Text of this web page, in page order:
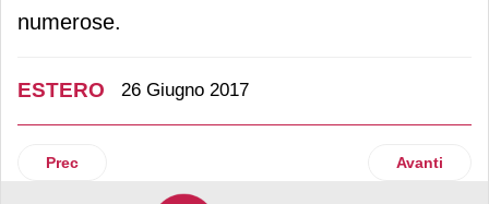
numerose.
ESTERO 26 Giugno 2017
Articolo precedente: Natura Cosméticos conquista The
Prec Articolo
Avanti